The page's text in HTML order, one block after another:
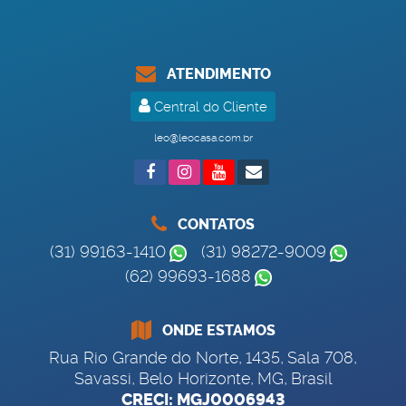
ATENDIMENTO
Central do Cliente
leo@leocasa.com.br
CONTATOS
(31) 99163-1410
(31) 98272-9009
(62) 99693-1688
ONDE ESTAMOS
Rua Rio Grande do Norte, 1435, Sala 708,
Savassi, Belo Horizonte, MG, Brasil
CRECI: MGJ0006943